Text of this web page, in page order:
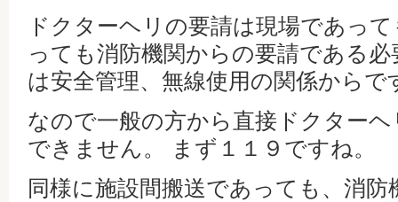
ドクターヘリの要請は現場であっ
っても消防機関からの要請である
は安全管理、無線使用の関係からで
なので一般の方から直接ドクター
できません。 まず１１９ですね。
同様に施設間搬送であっても、消